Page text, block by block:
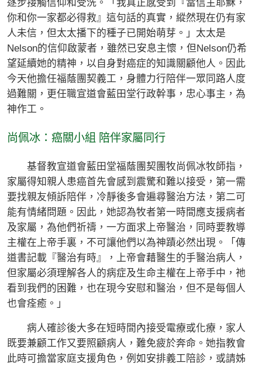
逐步接觸信仰和受洗。「我真正感受到『當信主耶穌，
你和你一家都必得救』這句話的真實，縱然現在仍有家
人未信，但太太播下的種子已開始萌芽。」太太是
Nelson的信仰啟蒙者，雖然已安息主懷，但Nelson仍希
望延續她的精神，以自身對癌症的知識關顧他人。因此
今天他擔任福蔭團契義工，身體力行陪伴一眾同路人度
過難關，更任職宣道會藍田堂行政幹事，忠心事主，為
神作工。
尚佩冰：癌關小組 陪伴家屬同行
基督教宣道會藍田堂福蔭團契團牧尚佩冰牧師指，
家屬得知親人患癌首先會感到震驚和難以接受，第一需
要找親友傾訴陪伴，冷靜後多會遍尋醫治方法，第二可
能有情緒問題。因此，她認為牧者第一時間應支援病者
及家屬，為他們祈禱，一方面求上帝醫治，同時要教導
主權在上帝手裏，不可讓他們以為神蹟必然出現。「傳
道書記載『醫治有時』，上帝會藉醫生的手醫治病人，
但家屬必須理解各人的病症及生命主權在上帝手中，祂
看到我們的困難，也在現今安慰和醫治，但不是每個人
也會痊癒。」
病人確診後大多在短時間內接受電療或化療，家人
既要兼顧工作又要照顧病人，難免疲於奔命。她指教會
此時可擔當家庭支援角色，例如安排義工陪診，或請姊